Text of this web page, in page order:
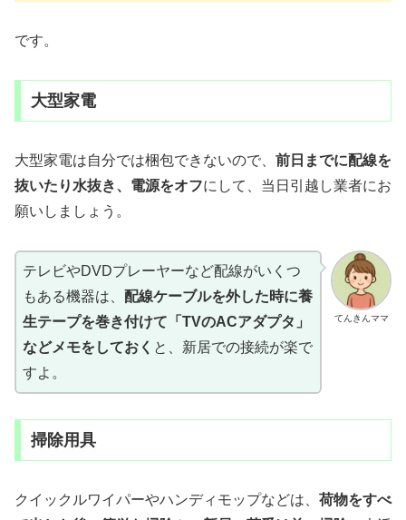
です。
大型家電
大型家電は自分では梱包できないので、 前日までに配線を
抜いたり水抜き、電源をオフにして、当日引越し業者にお
願いしましょう。
てんきんママ
テレビやDVDプレーヤーなど配線がいくつ
もある機器は、 配線ケーブルを外した時に養
生テープを巻き付けて「TVのACアダプタ」
などメモをしておく と、新居での接続が楽で
すよ。
掃除用具
クイックルワイパーやハンディモップなどは、 荷物をすべ